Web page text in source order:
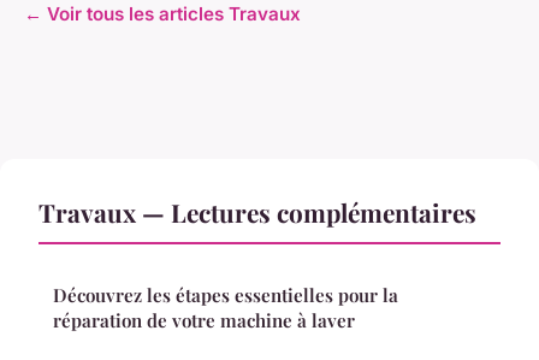
← Voir tous les articles Travaux
Travaux — Lectures complémentaires
Découvrez les étapes essentielles pour la
réparation de votre machine à laver